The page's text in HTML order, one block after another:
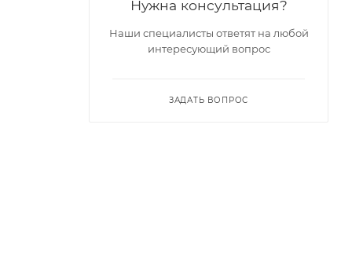
Нужна консультация?
Наши специалисты ответят на любой
интересующий вопрос
ЗАДАТЬ ВОПРОС